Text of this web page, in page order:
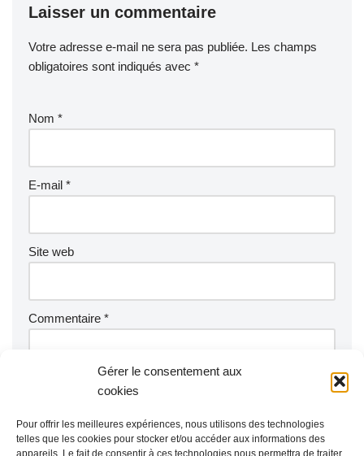
Gérer le consentement aux
cookies
Pour offrir les meilleures expériences, nous utilisons des technologies
telles que les cookies pour stocker et/ou accéder aux informations des
appareils. Le fait de consentir à ces technologies nous permettra de traiter
Laisser un commentaire
Votre adresse e-mail ne sera pas publiée. Les champs
obligatoires sont indiqués avec *
Nom *
E-mail *
Site web
Commentaire *